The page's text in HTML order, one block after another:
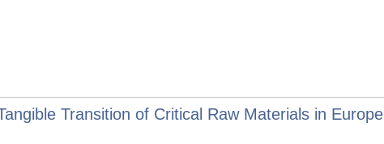
Transition of Critical Raw Materials in Europe